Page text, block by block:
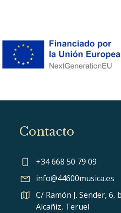
Contacto
+34 668 50 79 09
info@44600musica.es
C/ Ramón J. Sender, 6,
Alcañiz, Teruel